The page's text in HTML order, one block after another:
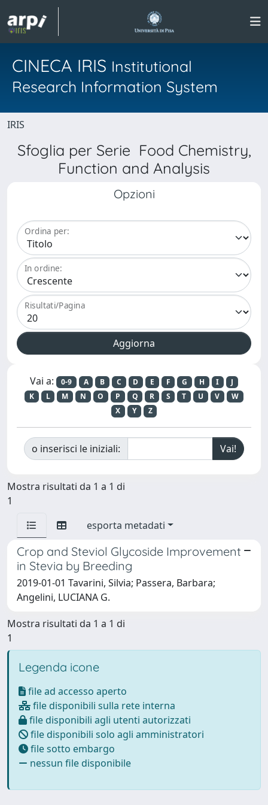
CINECA IRIS Institutional
Research Information System
IRIS
Sfoglia per Serie Food Chemistry,
Function and Analysis
Opzioni
Ordina per:
In ordine:
Risultati/Pagina
Vai a: 0-9 A B C D E F G H I
J
K
L M N O P Q R S T U V
W
X
Y Z
o inserisci le iniziali:
Mostra risultati da 1 a 1 di
1
esporta metadati
Crop and Steviol Glycoside Improvement
in Stevia by Breeding
2019-01-01 Tavarini, Silvia; Passera, Barbara;
Angelini, LUCIANA G.
Mostra risultati da 1 a 1 di
1
Legenda icone
file ad accesso aperto
file disponibili sulla rete interna
file disponibili agli utenti autorizzati
file disponibili solo agli amministratori
file sotto embargo
nessun file disponibile